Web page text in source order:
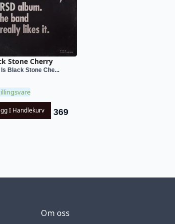
Stone Cherry
Black Stone Che...
I Handlekurv 369
Om oss